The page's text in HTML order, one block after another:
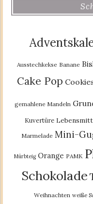
Ausstechkekse Banane
Cake Pop
gemahlene Mandeln
Kuvertüre
Marmelade Mini-
Mürbteig Orange PAMK
Schokolade
Weihnachten weiße